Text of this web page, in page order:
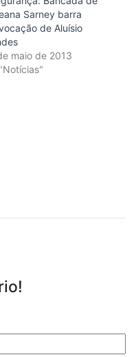
Sarney barra
de Aluísio
maio de 2013